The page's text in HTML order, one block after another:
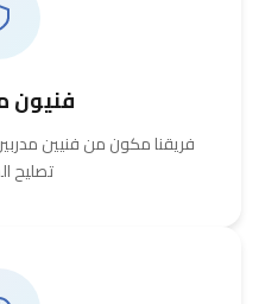
فنيون
فريقنا مكون من فنيين
تصليح